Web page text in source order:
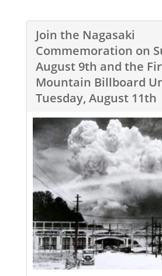
Join the Nagasaki
Commemoration on
August 9th and the
Mountain Billboard
Tuesday, August 11th